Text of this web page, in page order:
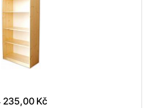
235,00 Kč